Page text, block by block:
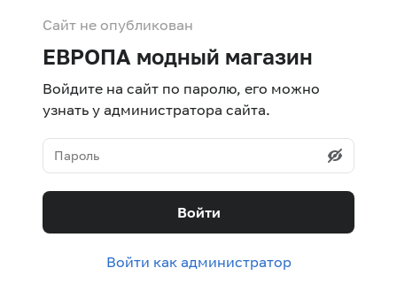
Сайт не опубликован
ЕВРОПА модный магазин
Войдите на сайт по паролю, его можно
узнать у администратора сайта.
Войти
Войти как администратор